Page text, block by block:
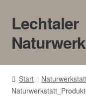
Zur
Navigation
springen
Zum
Inhalt
springen
Lechtaler
HOME
BLOG
Start